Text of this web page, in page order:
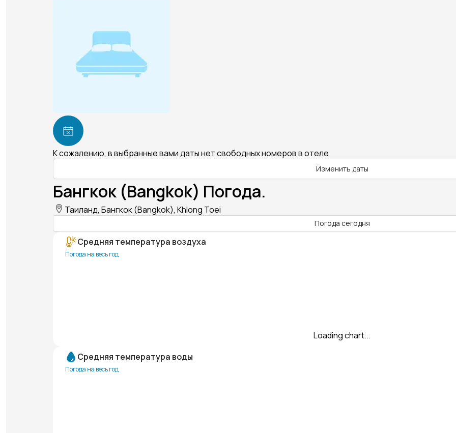
К сожалению, в выбранные вами даты нет свободных номеров в отеле
Изменить даты
Бангкок (Bangkok) Погода.
Таиланд, Бангкок (Bangkok), Khlong Toei
Погода сегодня
Средняя температура воздуха
Погода на весь год
Loading chart...
Средняя температура воды
Погода на весь год